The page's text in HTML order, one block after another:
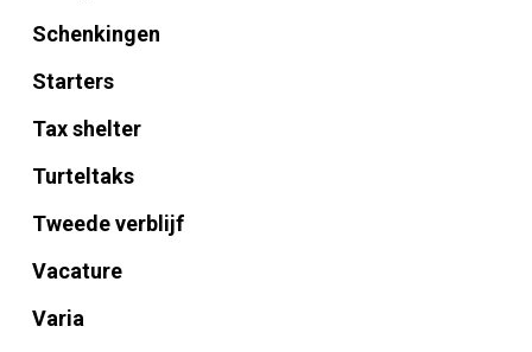
Schenkingen
Starters
Tax shelter
Turteltaks
Tweede verblijf
Vacature
Varia